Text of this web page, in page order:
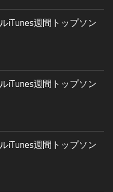
週間トップソン
週間トップソン
週間トップソン